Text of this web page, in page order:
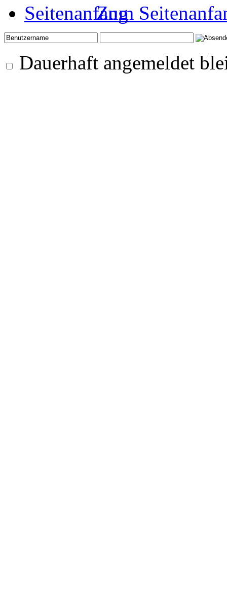
Zum
Dauerhaft angemeldet